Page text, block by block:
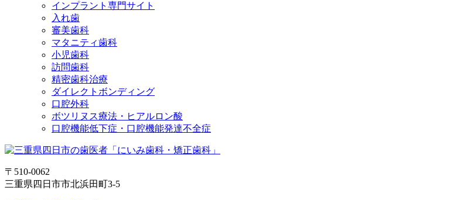
インプラント専門サイト
入れ歯
審美歯科
マタニティ歯科
小児歯科
訪問歯科
精密歯科治療
ダイレクトボンディング
口腔外科
ボツリヌス療法・ヒアルロン酸
口腔機能低下症・口腔機能発達不全症
〒510-0062
三重県四日市市北浜田町3-5